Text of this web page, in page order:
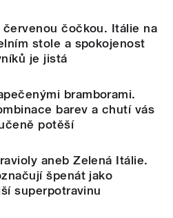
červenou čočkou. Itálie na
stole a spokojenost
je jistá
bramborami.
barev a chutí vás
potěší
aneb Zelená Itálie.
špenát jako
superpotravinu